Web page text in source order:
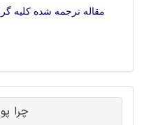
مقاله ترجمه شده کلیه
چرا